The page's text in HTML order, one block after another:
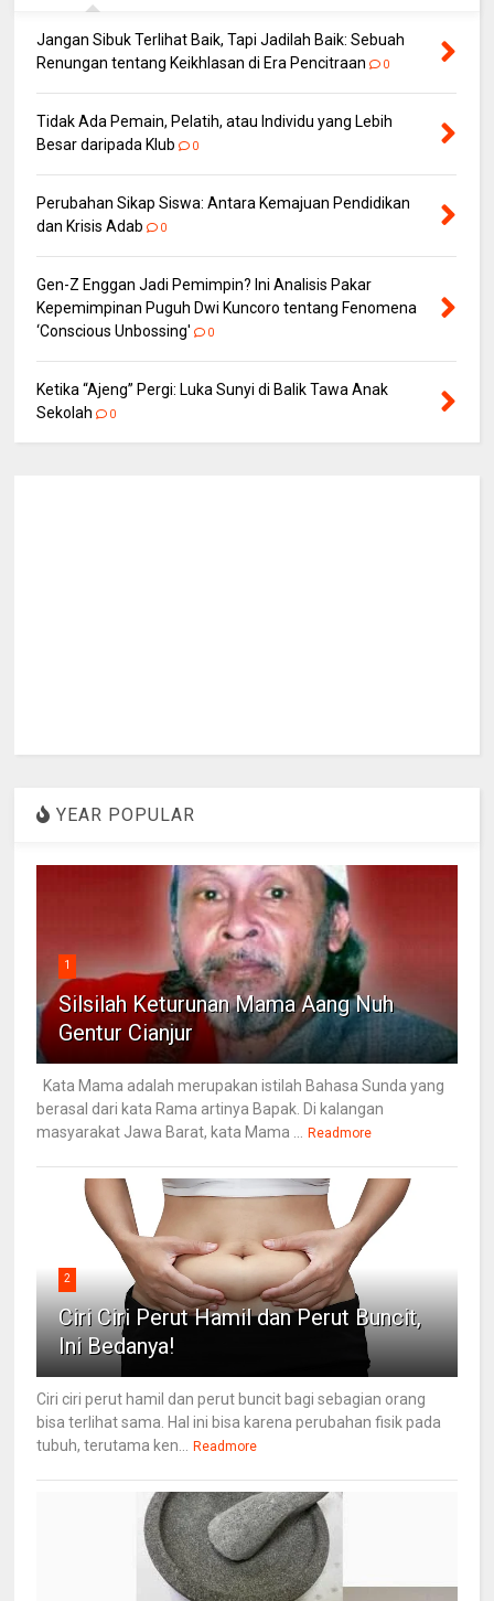
Jangan Sibuk Terlihat Baik, Tapi Jadilah Baik: Sebuah
Renungan tentang Keikhlasan di Era Pencitraan
0
Tidak Ada Pemain, Pelatih, atau Individu yang Lebih
Besar daripada Klub
0
Perubahan Sikap Siswa: Antara Kemajuan Pendidikan
dan Krisis Adab
0
Gen-Z Enggan Jadi Pemimpin? Ini Analisis Pakar
Kepemimpinan Puguh Dwi Kuncoro tentang Fenomena
‘Conscious Unbossing'
0
Ketika “Ajeng” Pergi: Luka Sunyi di Balik Tawa Anak
Sekolah
0
YEAR POPULAR
1
Silsilah Keturunan Mama Aang Nuh
Gentur Cianjur
Kata Mama adalah merupakan istilah Bahasa Sunda yang
berasal dari kata Rama artinya Bapak. Di kalangan
masyarakat Jawa Barat, kata Mama ...
Readmore
2
Ciri Ciri Perut Hamil dan Perut Buncit,
Ini Bedanya!
Ciri ciri perut hamil dan perut buncit bagi sebagian orang
bisa terlihat sama. Hal ini bisa karena perubahan fisik pada
tubuh, terutama ken...
Readmore